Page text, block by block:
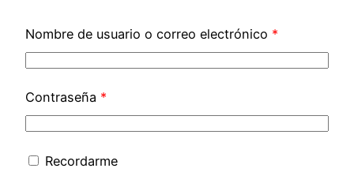
Nombre de usuario o correo electrónico *
Contraseña *
Recordarme